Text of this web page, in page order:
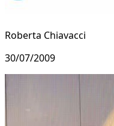
Roberta Chiavacci
30/07/2009